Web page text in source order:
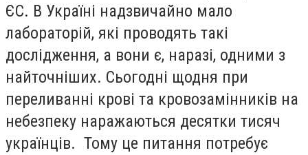
ЄС. В Україні надзвичайно мало
лабораторій, які проводять такі
дослідження, а вони є, наразі, одними з
найточніших. Сьогодні щодня при
переливанні крові та кровозамінників на
небезпеку наражаються десятки тисяч
українців. Тому це питання потребує